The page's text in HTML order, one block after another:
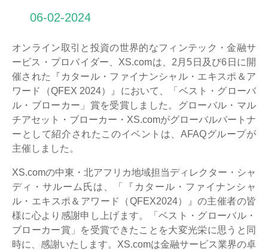
06-02-2024
オンライン取引と投資の世界的なフィンテック・金融サ
ービス・プロバイダー、XS.comは、2月5日及び6日に開
催された『カタール・ファイナンシャル・エキスポ＆ア
ワード（QFEX 2024）』において、「ベスト・グローバ
ル・ブローカー」賞を受賞しました。グローバル・マル
チアセット・ブローカー・XS.comがグローバルパートナ
ーとして紹介されたこのイベントは、AFAQグループが
主催しました。
XS.comの中東・北アフリカ地域担当ディレクター・シャ
ディ・サルーム氏は、「『カタール・ファイナンシャ
ル・エキスポ＆アワード（QFEX2024）』の主催者の皆
様に心より感謝申し上げます。「ベスト・グローバル・
ブローカー賞」を受賞できたことを大変光栄に思うと同
時に、感謝いたします。XS.comは金融サービス業界の卓